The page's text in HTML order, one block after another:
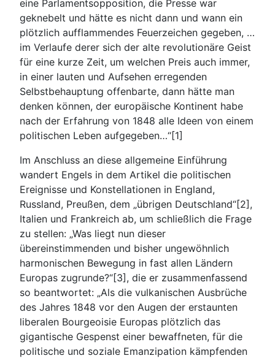
eine Parlamentsopposition, die Presse war
geknebelt und hätte es nicht dann und wann ein
plötzlich aufflammendes Feuerzeichen gegeben, …
im Verlaufe derer sich der alte revolutionäre Geist
für eine kurze Zeit, um welchen Preis auch immer,
in einer lauten und Aufsehen erregenden
Selbstbehauptung offenbarte, dann hätte man
denken können, der europäische Kontinent habe
nach der Erfahrung von 1848 alle Ideen von einem
politischen Leben aufgegeben…“[1]
Im Anschluss an diese allgemeine Einführung
wandert Engels in dem Artikel die politischen
Ereignisse und Konstellationen in England,
Russland, Preußen, dem „übrigen Deutschland“[2],
Italien und Frankreich ab, um schließlich die Frage
zu stellen: „Was liegt nun dieser
übereinstimmenden und bisher ungewöhnlich
harmonischen Bewegung in fast allen Ländern
Europas zugrunde?“[3], die er zusammenfassend
so beantwortet: „Als die vulkanischen Ausbrüche
des Jahres 1848 vor den Augen der erstaunten
liberalen Bourgeoisie Europas plötzlich das
gigantische Gespenst einer bewaffneten, für die
politische und soziale Emanzipation kämpfenden